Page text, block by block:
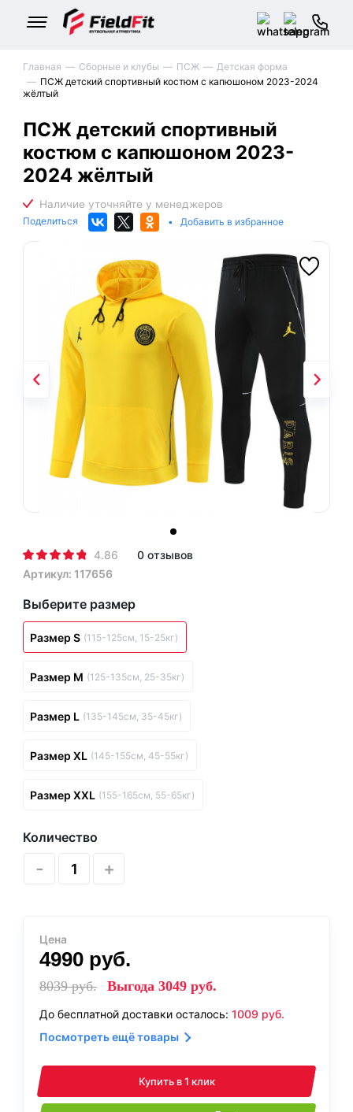
Главная Сборные и клубы ПСЖ
Детская форма
ПСЖ детский спортивный костюм с капюшоном 2023-2024
жёлтый
ПСЖ детский спортивный
костюм с капюшоном 2023-
2024 жёлтый
Поделиться • Добавить в избранное
4.86
0 отзывов
Артикул: 117656
Выберите размер
Размер S (115-125см, 15-25кг)
Размер M (125-135см, 25-35кг)
Размер L (135-145см, 35-45кг)
Размер XL (145-155см, 45-55кг)
Размер XXL (155-165см, 55-65кг)
Количество
- +
Цена
4990 руб.
8039руб. Выгода 3049 руб.
До бесплатной доставки осталось: 1009 руб.
Посмотреть ещё товары
Купить в 1 клик